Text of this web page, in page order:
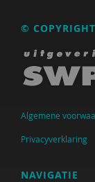
©
Algemene
Privacyverklaring
NAVIGATIE